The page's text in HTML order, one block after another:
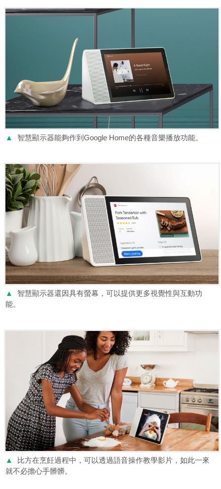
▲ 智慧顯示器能夠作到Google Home的各種音樂播放功能。
▲
智慧顯示器還因具有螢幕，可以提供更多視覺性與互動功
能。
▲
比方在烹飪過程中，可以透過語音操作教學影片，如此一來
就不必擔心手髒髒。